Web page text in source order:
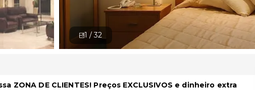
1 /32
ZONA DE CLIENTES! Preços EXCLUSIVOS e dinheiro extra